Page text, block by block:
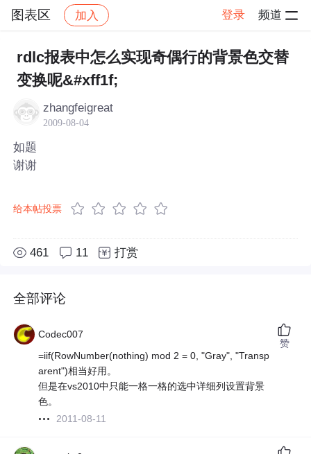
图表区 加入 登录 频道
社区 图表区 帖子详情
rdlc报表中怎么实现奇偶行的背景色交替
变换呢&#xff1f;
zhangfeigreat
2009-08-04
如题
谢谢
给本帖投票
461 11 打赏
全部评论
Codec007
=iif(RowNumber(nothing) mod 2 = 0, "Gray", "Transp
arent")相当好用。
但是在vs2010中只能一格一格的选中详细列设置背景
色。
2011-08-11
赞